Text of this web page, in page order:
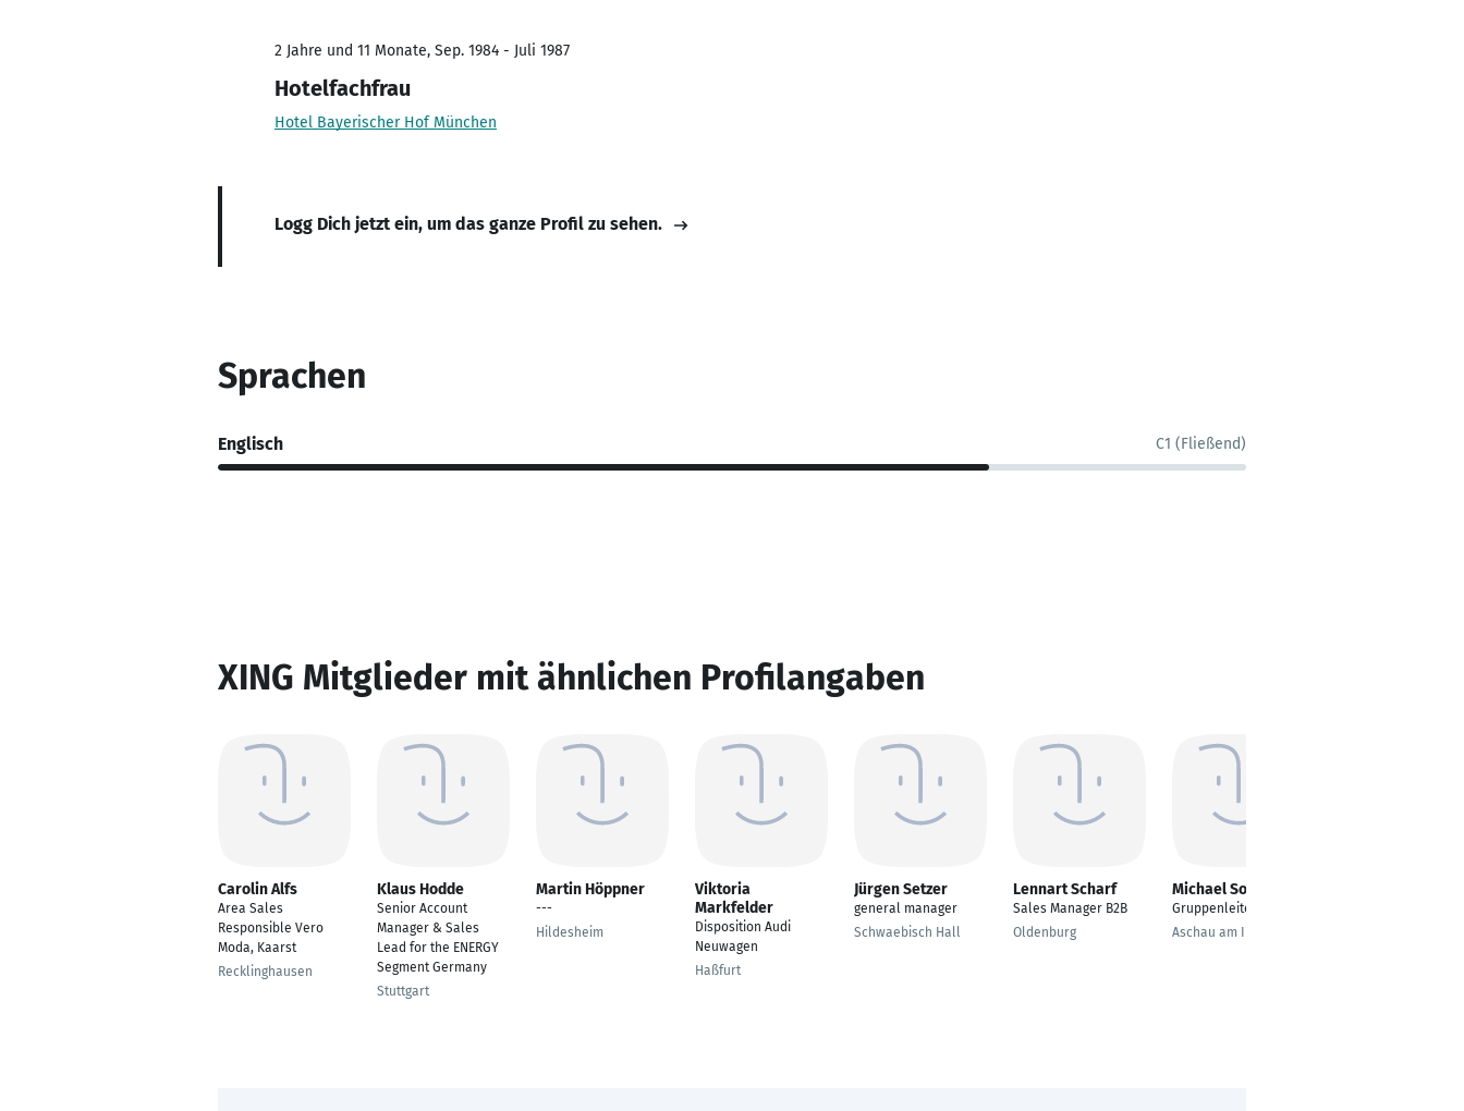
2 Jahre und 11 Monate, Sep. 1984 - Juli 1987
Hotelfachfrau
Hotel Bayerischer Hof München
Logg Dich jetzt ein, um das ganze Profil zu sehen.
Sprachen
Englisch C1 (Fließend)
XING Mitglieder mit ähnlichen Profilangaben
Carolin Alfs
Area Sales
Responsible Vero
Moda, Kaarst
Recklinghausen
Klaus Hodde
Senior Account
Manager & Sales
Lead for the ENERGY
Segment Germany
Stuttgart
Martin Höppner
---
Hildesheim
Viktoria
Markfelder
Disposition Audi
Neuwagen
Haßfurt
Jürgen Setzer
general manager
Schwaebisch Hall
Lennart Scharf
Sales Manager B2B
Oldenburg
Michael Soyer
Gruppenleiter Logistik
Aschau am Inn